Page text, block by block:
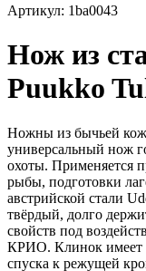
Артикул: 1ba0043
Нож из
Puukko
Ножны из бычьей
универсальный нож
охоты. Применяется
рыбы, подготовки
австрийской стали
твёрдый, долго
свойств под
КРИО. Клинок имеет
спуска к режущей